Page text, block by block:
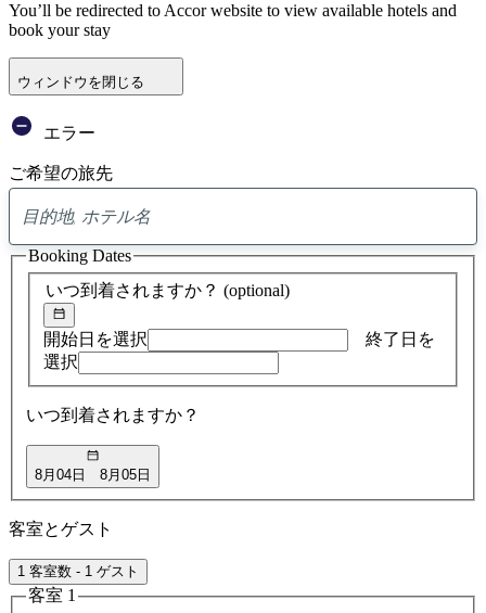
You’ll be redirected to Accor website to view available hotels and
book your stay
ウィンドウを閉じる
エラー
ご希望の旅先
ア
ド
バ
イ
検
索
いつ到着されますか？ (optional)
開始日を選択
終了日を
選択
いつ到着されますか？
8月04日 8月05日
Booking Dates
客室とゲスト
1 客室数 - 1 ゲスト
客室 1